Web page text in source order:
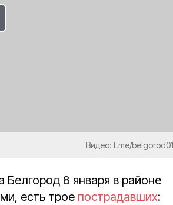
Видео: t.me/belgorod01
Белгород 8 января в районе
есть трое пострадавших: